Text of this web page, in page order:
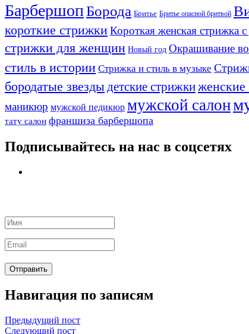
БарбершопБорода Бритье Бритье опасной бритвой
короткие стрижкиКороткая женская стрижка
стрижки для женщин Новый год Окрашивание
стиль в истории Стрижка и стиль в музыке
бородатые звезды детские стрижкиженские
маникюр мужской педикюр мужской салон
тату салон франшиза барбершопа
Подписывайтесь на нас в соцсетях
Навигация по записям
Предыдущий пост
Следующий пост